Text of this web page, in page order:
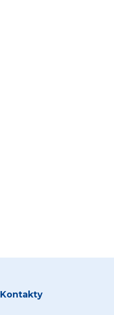
Kontakty